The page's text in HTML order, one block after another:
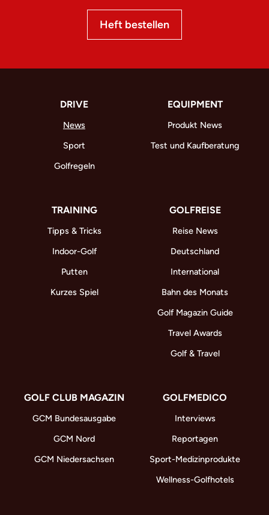
Heft bestellen
DRIVE
News
Sport
Golfregeln
EQUIPMENT
Produkt News
Test und Kaufberatung
TRAINING
Tipps & Tricks
Indoor-Golf
Putten
Kurzes Spiel
GOLFREISE
Reise News
Deutschland
International
Bahn des Monats
Golf Magazin Guide
Travel Awards
Golf & Travel
GOLF CLUB MAGAZIN
GCM Bundesausgabe
GCM Nord
GCM Niedersachsen
GOLFMEDICO
Interviews
Reportagen
Sport-Medizinprodukte
Wellness-Golfhotels